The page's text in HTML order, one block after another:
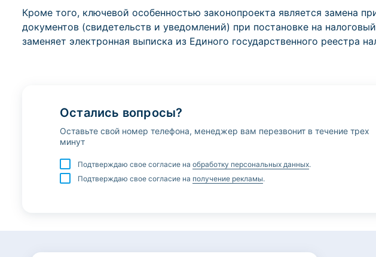
Кроме того, ключевой особенностью законопроекта является замена
документов (свидетельств и уведомлений) при постановке на
заменяет электронная выписка из Единого государственного реестра
Остались вопросы?
Оставьте свой номер телефона, менеджер вам перезвонит в течение трех
минут
Подтверждаю свое согласие на обработку персональных данных.
Подтверждаю свое согласие на получение рекламы.